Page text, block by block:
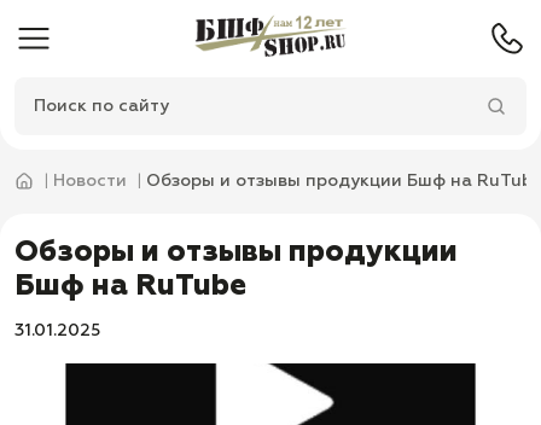
Новости Обзоры и отзывы продукции Бшф на
Обзоры и отзывы продукции
Бшф на RuTube
31.01.2025